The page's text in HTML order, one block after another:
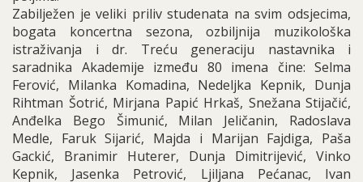
Zabilježen je veliki priliv studenata na svim odsjecima,
bogata koncertna sezona, ozbiljnija muzikološka
istraživanja i dr. Treću generaciju nastavnika i
saradnika Akademije između 80 imena čine: Selma
Ferović, Milanka Komadina, Nedeljka Kepnik, Dunja
Rihtman Šotrić, Mirjana Papić Hrkaš, Snežana Stijačić,
Anđelka Bego Šimunić, Milan Jeličanin, Radoslava
Medle, Faruk Sijarić, Majda i Marijan Fajdiga, Paša
Gackić, Branimir Huterer, Dunja Dimitrijević, Vinko
Kepnik, Jasenka Petrović, Ljiljana Pećanac, Ivan